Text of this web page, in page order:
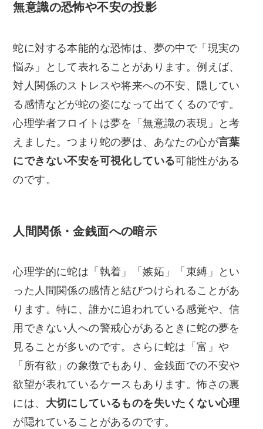
無意識の恐怖や不安の投影
蛇に対する本能的な恐怖は、夢の中で「現実の
悩み」として表れることがあります。例えば、
対人関係のストレスや将来への不安、隠してい
る感情などが蛇の姿になって出てくるのです。
心理学者フロイトは夢を「無意識の表現」と考
えました。つまり蛇の夢は、あなたの心が言葉
にできない不安を可視化している可能性がある
のです。
人間関係・金銭面への暗示
心理学的に蛇は「執着」「嫉妬」「束縛」とい
った人間関係の感情と結びつけられることがあ
ります。特に、誰かに追われている感覚や、信
用できない人への警戒心があるときに蛇の夢を
見ることが多いのです。さらに蛇は「富」や
「所有欲」の象徴でもあり、金銭面での不安や
欲望が表れているケースもあります。怖さの裏
には、 大切にしているものを失いたくない心理
が隠れていることがあるのです。